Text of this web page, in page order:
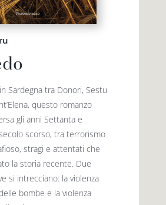
Sardegna tra Donori, Sestu
questo romanzo
gli anni Settanta e
scorso, tra terrorismo
stragi e attentati che
la storia recente. Due
si intrecciano: la violenza
bombe e la violenza